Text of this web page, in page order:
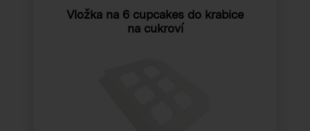
Vložka na 6 cupcakes do krabice
na cukroví